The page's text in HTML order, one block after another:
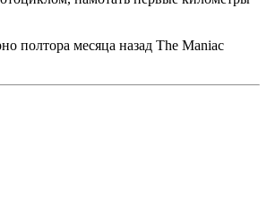
полтора месяца назад The Maniac